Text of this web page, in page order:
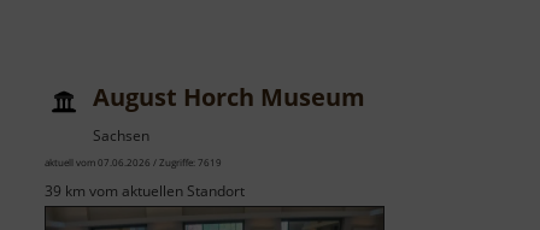
August Horch Museum
Sachsen
aktuell vom 07.06.2026 / Zugriffe: 7619
39 km vom aktuellen Standort